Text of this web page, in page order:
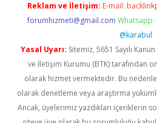
Reklam ve İletişim: E-mail:
forumhizmeti@gmail.com Whatsapp:
@karabul
Yasal Uyarı: Sitemiz, 5651 Sayılı
ve İletişim Kurumu (BTK) tarafından
olarak hizmet vermektedir. Bu
olarak denetleme veya araştırma
Ancak, üyelerimiz yazdıkları içeriklerin